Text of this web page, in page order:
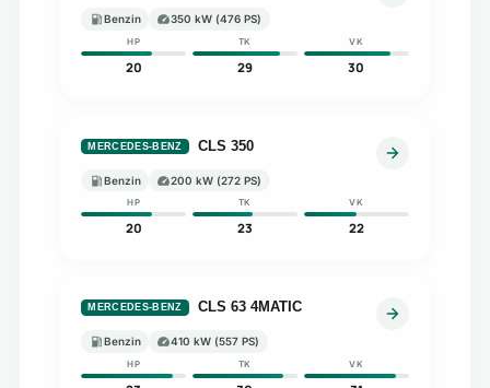
Benzin 350 kW (476 PS)
HP
20
TK
29
VK
30
MERCEDES-BENZ CLS 350
Benzin 200 kW (272 PS)
HP
20
TK
23
VK
22
MERCEDES-BENZ CLS 63 4MATIC
Benzin 410 kW (557 PS)
HP TK VK